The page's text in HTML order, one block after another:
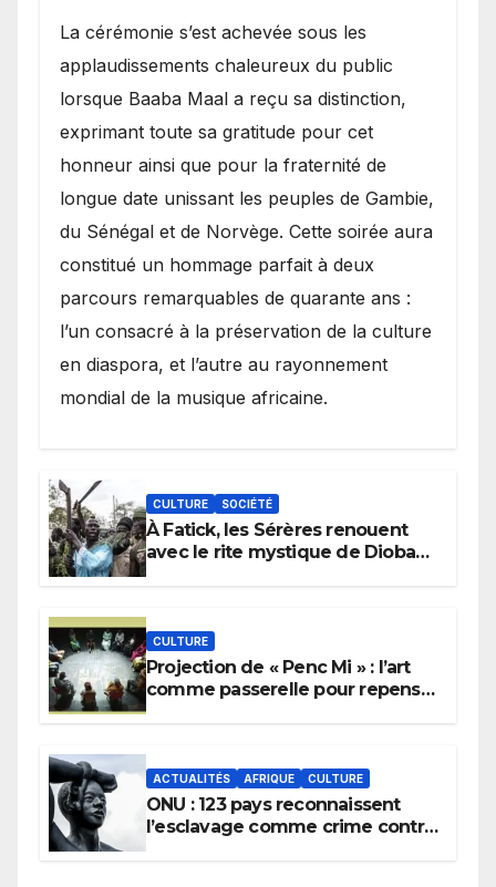
​La cérémonie s’est achevée sous les
applaudissements chaleureux du public
lorsque Baaba Maal a reçu sa distinction,
exprimant toute sa gratitude pour cet
honneur ainsi que pour la fraternité de
longue date unissant les peuples de Gambie,
du Sénégal et de Norvège. Cette soirée aura
constitué un hommage parfait à deux
parcours remarquables de quarante ans :
l’un consacré à la préservation de la culture
en diaspora, et l’autre au rayonnement
mondial de la musique africaine.
CULTURE SOCIÉTÉ
À Fatick, les Sérères renouent
avec le rite mystique de Diobaye
CULTURE
Projection de « Penc Mi » : l’art
comme passerelle pour repenser
ACTUALITÉS AFRIQUE CULTURE
ONU : 123 pays reconnaissent
l’esclavage comme crime contre